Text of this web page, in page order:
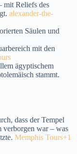
mit Reliefs des
alexander-the-
Säulen und
mit den
ägyptischem
stammt.
dass der Tempel
verborgen war – was
Memphis Tours+1